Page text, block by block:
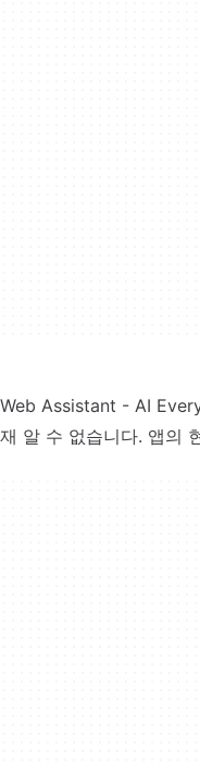
Web Assistant - AI
재 알 수 없습니다. 앱의